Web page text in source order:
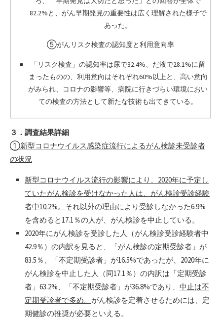
82.2%と、がん早期発見の重要性は広く理解された様子で
あった。
⑤がんリスク検査の認知度と利用意向率
「リスク検査」の認知率は尿で32.4%、だ液で28.1%に留
まったものの、利用意向はそれぞれ60%以上と、高い意向
がみられ、コロナの影響等、病院に行きづらい環境におい
ての検査の方法として新たな技術も出てきている。
３．調査結果詳細
①新型コロナウイルス感染症流行によるがん検診未受診者
の状況
新型コロナウイルス流行の影響により、2020年に予定し
ていたがん検診を受けなかった人は、がん検診受診経験
者中10.2%。 それ以外の理由により受診しなかった6.9%
を含めると17.1％の人が、がん検診を中止している。
2020年にがん検診を受診した人（がん検診受診経験者中
42.9％）の内訳を見ると、「がん検診の定期受診者」が
83.5％、「不定期受診者」が16.5%であったが、2020年に
がん検診を中止した人（同17.1％）の内訳は「定期受診
者」63.2%、「不定期受診者」が36.8%であり、 中止は不
定期受診者で多め。 がん検診を定着させるためには、定
期健診の推奨が必要といえる。